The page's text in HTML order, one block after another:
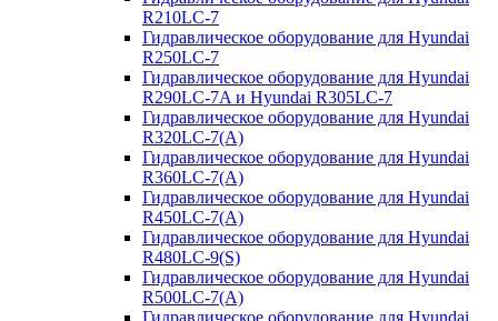
R210LC-7
Гидравлическое оборудование для Hyundai
R250LC-7
Гидравлическое оборудование для Hyundai
R290LC-7A и Hyundai R305LC-7
Гидравлическое оборудование для Hyundai
R320LC-7(A)
Гидравлическое оборудование для Hyundai
R360LC-7(A)
Гидравлическое оборудование для Hyundai
R450LC-7(A)
Гидравлическое оборудование для Hyundai
R480LC-9(S)
Гидравлическое оборудование для Hyundai
R500LC-7(A)
Гидравлическое оборудование для Hyundai